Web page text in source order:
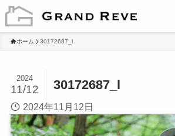
ホーム 30172687_l
30172687_l
2024
11/12
2024年11月12日